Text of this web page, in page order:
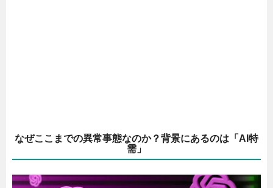
なぜここまでの異常事態なのか？背景にあるのは「AI特
需」